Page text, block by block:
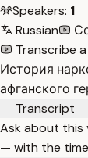
Speakers: 1
Russian
Transcribe
История
афганского
Transcript
Ask about this
— with the